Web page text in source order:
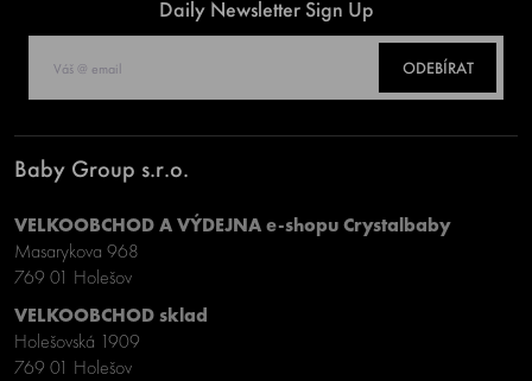
Daily Newsletter Sign Up
ODEBÍRAT
Baby Group s.r.o.
VELKOOBCHOD A VÝDEJNA e-shopu Crystalbaby
Masarykova 968
769 01 Holešov
VELKOOBCHOD sklad
Holešovská 1909
769 01 Holešov